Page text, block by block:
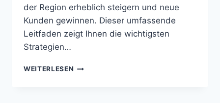
der Region erheblich steigern und neue
Kunden gewinnen. Dieser umfassende
Leitfaden zeigt Ihnen die wichtigsten
Strategien…
WEITERLESEN LOCAL